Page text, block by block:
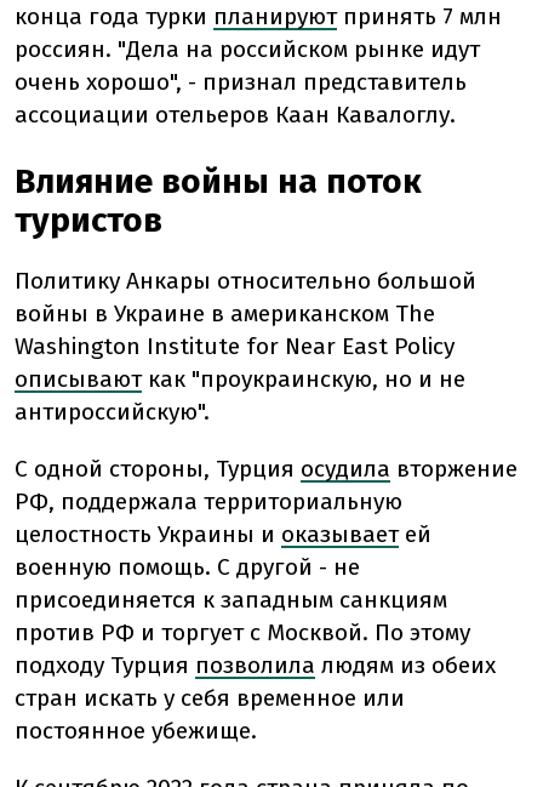
конца года турки планируют принять 7 млн
россиян. "Дела на российском рынке идут
очень хорошо", - признал представитель
ассоциации отельеров Каан Кавалоглу.
Влияние войны на поток
туристов
Политику Анкары относительно большой
войны в Украине в американском The
Washington Institute for Near East Policy
описывают как "проукраинскую, но и не
антироссийскую".
С одной стороны, Турция осудила вторжение
РФ, поддержала территориальную
целостность Украины и оказывает ей
военную помощь. С другой - не
присоединяется к западным санкциям
против РФ и торгует с Москвой. По этому
подходу Турция позволила людям из обеих
стран искать у себя временное или
постоянное убежище.